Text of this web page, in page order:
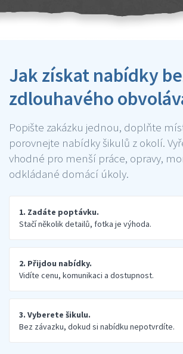
Jak získat nabídky
zdlouhavého
Popište zakázku jednou, doplňte
porovnejte nabídky šikulů z okolí.
vhodné pro menší práce, opravy,
odkládané domácí úkoly.
1. Zadáte poptávku.
Stačí několik detailů, fotka je výhoda.
2. Přijdou nabídky.
Vidíte cenu, komunikaci a dostupnost.
3. Vyberete šikulu.
Bez závazku, dokud si nabídku nepotvrdíte.